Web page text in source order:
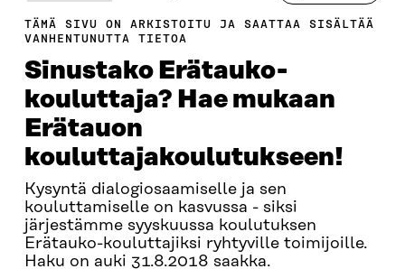
TÄMÄ SIVU ON ARKISTOITU JA SAATTAA SISÄLTÄÄ
VANHENTUNUTTA TIETOA
Sinustako Erätauko-
kouluttaja? Hae mukaan
Erätauon
kouluttajakoulutukseen!
Kysyntä dialogiosaamiselle ja sen
kouluttamiselle on kasvussa - siksi
järjestämme syyskuussa koulutuksen
Erätauko-kouluttajiksi ryhtyville toimijoille.
Haku on auki 31.8.2018 saakka.